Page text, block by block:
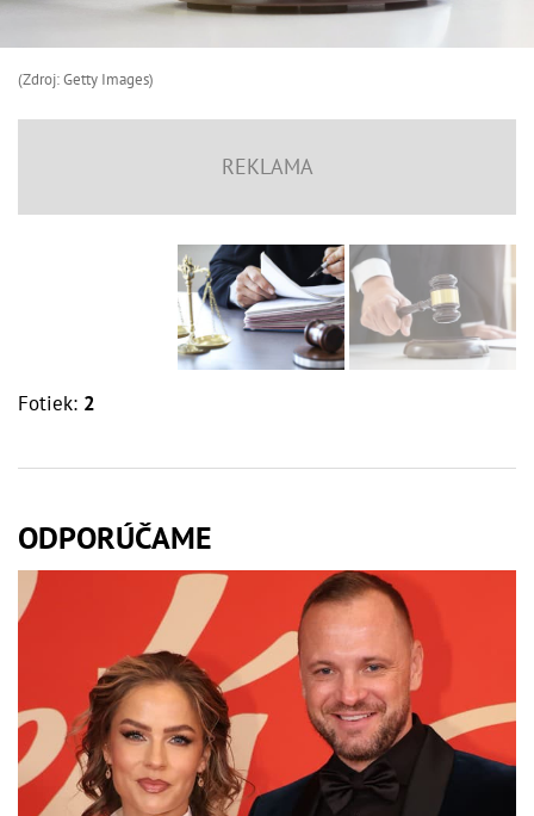
(Zdroj: Getty Images)
Fotiek: 2
ODPORÚČAME